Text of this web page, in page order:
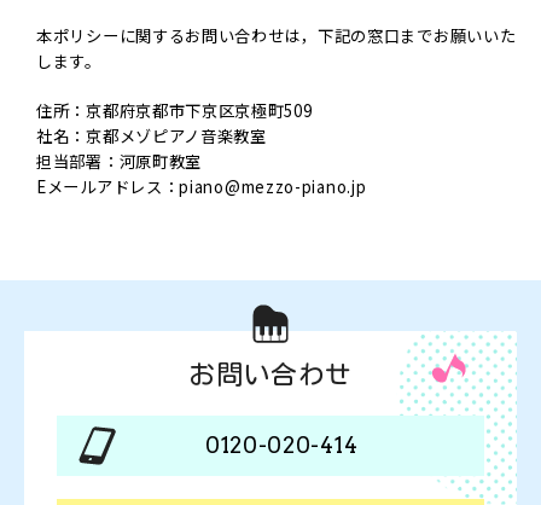
本ポリシーに関するお問い合わせは，下記の窓口までお願いいた
します。
住所：京都府京都市下京区京極町509
社名：京都メゾピアノ音楽教室
担当部署：河原町教室
Eメールアドレス：piano@mezzo-piano.jp
お問い合わせ
0120-020-414